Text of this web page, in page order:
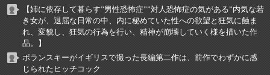
【姉に依存して暮らす”男性恐怖症””対人恐怖症の気がある”内気な若
き女が、退屈な日常の中、内に秘めていた性への欲望と狂気に蝕ま
れ、変貌し、狂気の行為を行い、精神が崩壊していく様を描いた作
品。】
ポランスキーがイギリスで撮った長編第二作は、前作でわずかに感
じられたヒッチコック